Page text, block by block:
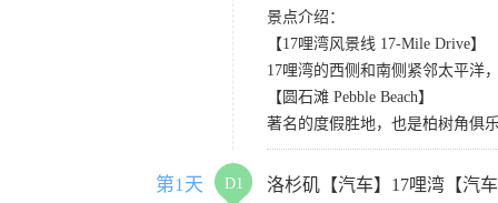
景点介绍：
【17哩湾风景线 17-Mile Drive】
17哩湾的西侧和南侧紧邻太平洋
【圆石滩 Pebble Beach】
著名的度假胜地，也是柏树角俱
第1天 D1 洛杉矶【汽车】17哩湾【汽